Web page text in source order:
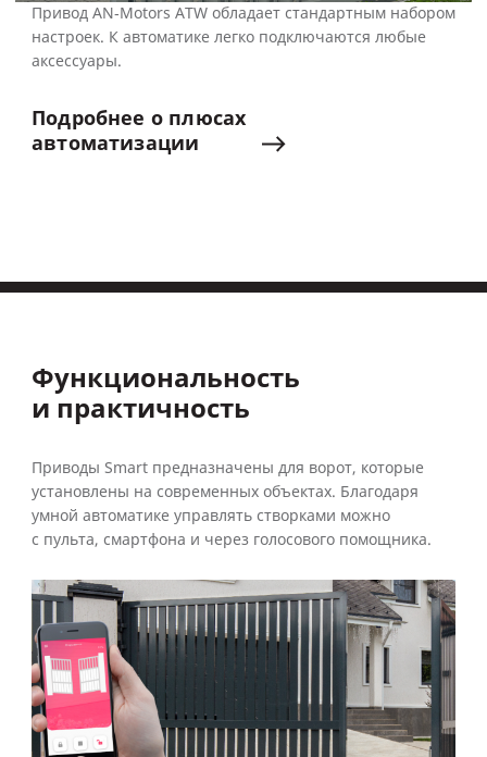
Привод AN‑Motors ATW обладает стандартным набором
настроек. К автоматике легко подключаются любые
аксессуары.
Подробнее о плюсах
автоматизации
Функциональность
и практичность
Приводы Smart предназначены для ворот, которые
установлены на современных объектах. Благодаря
умной автоматике управлять створками можно
с пульта, смартфона и через голосового помощника.